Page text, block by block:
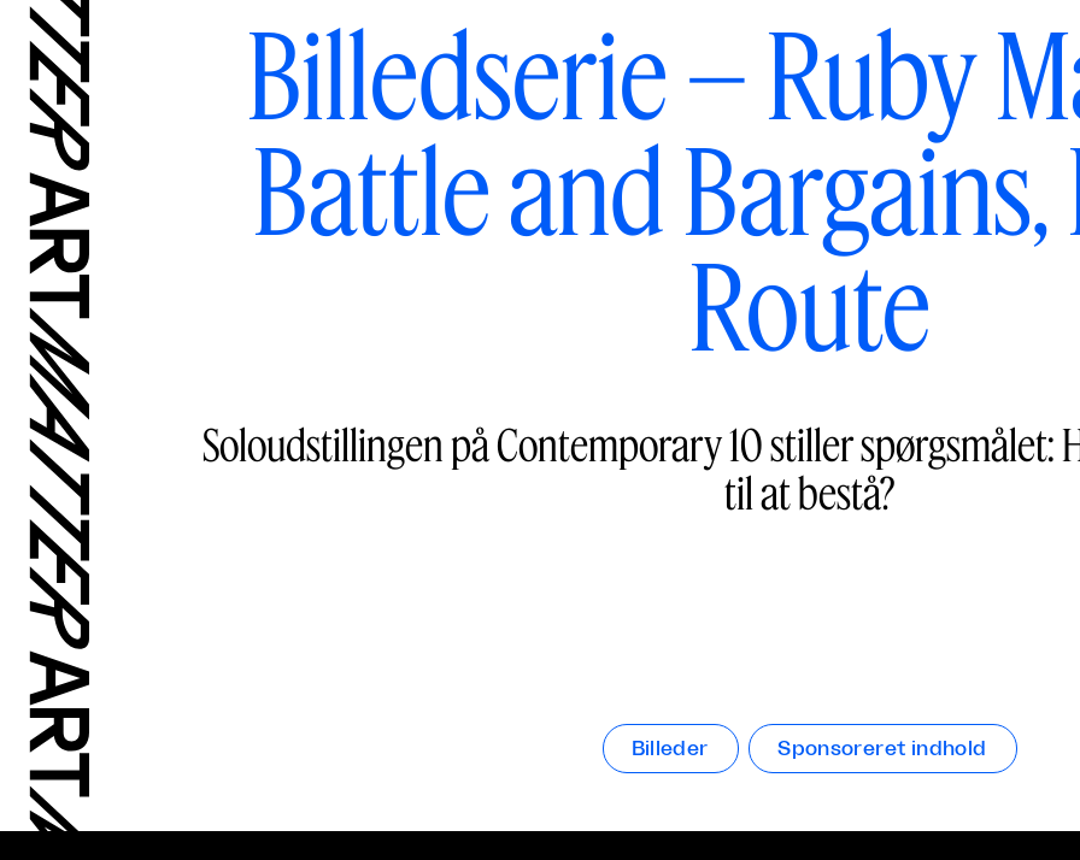
Billedserie – Ruby
Battle and
Route
Soloudstillingen på Contemporary 10 stiller spørgsmålet:
til at bestå?
Billeder Sponsoreret indhold